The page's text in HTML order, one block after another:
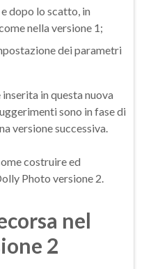
dopo lo scatto, in
nella versione 1;
dei parametri
in questa nuova
sono in fase di
versione successiva.
costruire ed
Photo versione 2.
nel
2